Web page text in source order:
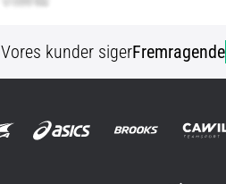
Vores kunder sigerFremragende